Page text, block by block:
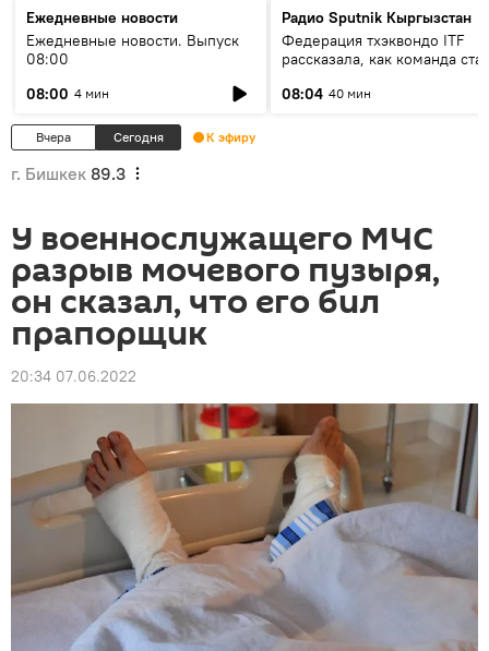
Ежедневные новости
Ежедневные новости. Выпуск
08:00
08:00 4 мин
Радио Sputnik Кыргызстан
Федерация тхэквондо ITF
рассказала, как команда
08:04 40 мин
Вчера Сегодня К эфиру
г. Бишкек 89.3
У военнослужащего МЧС
разрыв мочевого пузыря,
он сказал, что его бил
прапорщик
20:34 07.06.2022